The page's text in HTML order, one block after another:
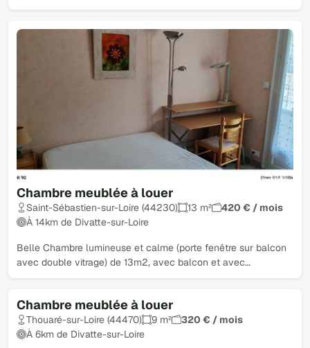
Chambre meublée à louer
Saint-Sébastien-sur-Loire (44230) 13 m²
420 € / mois
À 14km de Divatte-sur-Loire
Belle Chambre lumineuse et calme (porte fenêtre sur balcon
avec double vitrage) de 13m2, avec balcon et avec…
Chambre meublée à louer
Thouaré-sur-Loire (44470) 9 m²
320 € / mois
À 6km de Divatte-sur-Loire